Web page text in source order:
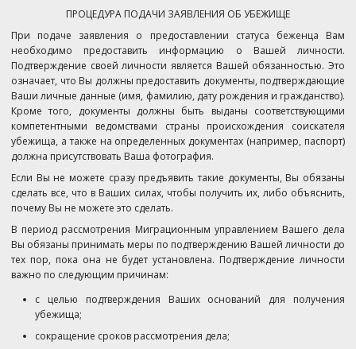
ПРОЦЕДУРА ПОДАЧИ ЗАЯВЛЕНИЯ ОБ УБЕЖИЩЕ
При подаче заявления о предоставлении статуса беженца Вам
необходимо предоставить информацию о Вашей личности.
Подтверждение своей личности является Вашей обязанностью. Это
означает, что Вы должны предоставить документы, подтверждающие
Ваши личные данные (имя, фамилию, дату рождения и гражданство).
Кроме того, документы должны быть выданы соответствующими
компетентными ведомствами страны происхождения соискателя
убежища, а также на определенных документах (например, паспорт)
должна присутствовать Ваша фотография.
Если Вы не можете сразу предъявить такие документы, Вы обязаны
сделать все, что в Ваших силах, чтобы получить их, либо объяснить,
почему Вы не можете это сделать.
В период рассмотрения Миграционным управлением Вашего дела
Вы обязаны принимать меры по подтверждению Вашей личности до
тех пор, пока она не будет установлена. Подтверждение личности
важно по следующим причинам:
с целью подтверждения Ваших оснований для получения
убежища;
сокращение сроков рассмотрения дела;